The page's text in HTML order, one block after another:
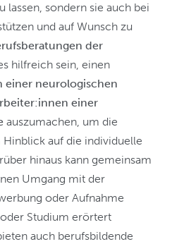
lassen, sondern sie auch bei
und auf Wunsch zu
der
hilfreich sein, einen
einer neurologischen
einer
auszumachen, um die
auf die individuelle
hinaus kann gemeinsam
Umgang mit der
oder Aufnahme
Studium erörtert
auch berufsbildende